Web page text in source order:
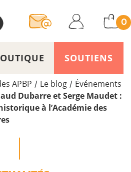
0
SOUTIENS
APBP / Le blog / Événements
Dubarre et Serge Maudet :
à l’Académie des